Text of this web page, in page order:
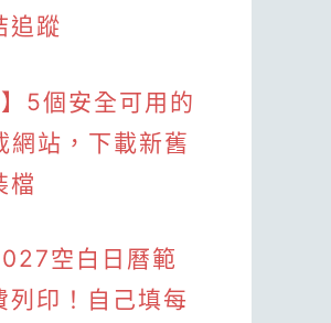
追蹤
5個安全可用的
網站，下載新舊
檔
空白日曆範
列印！自己填每